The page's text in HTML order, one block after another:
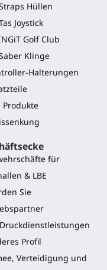
Hüllen
Joystick
Golf Club
Klinge
Halterungen
Produkte
für
& LBE
Sie
Profil
Verteidigung und